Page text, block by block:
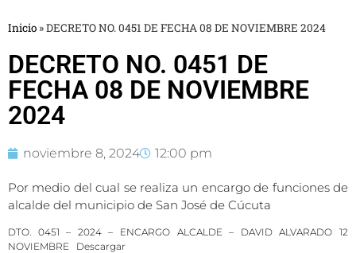
Inicio »DECRETO NO. 0451 DE FECHA 08 DE NOVIEMBRE 2024
DECRETO NO. 0451 DE
FECHA 08 DE NOVIEMBRE
2024
noviembre 8, 2024 12:00 pm
Por medio del cual se realiza un encargo de funciones de
alcalde del municipio de San José de Cúcuta
DTO. 0451 – 2024 – ENCARGO ALCALDE – DAVID ALVARADO 12
NOVIEMBRE
Descargar